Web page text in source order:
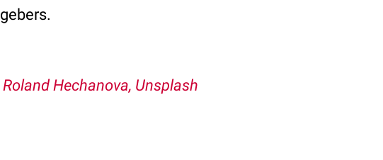
Roland Hechanova, Unsplash